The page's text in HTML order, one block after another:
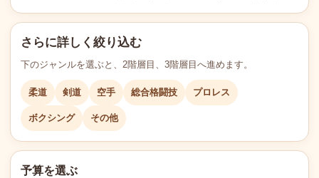
さらに詳しく絞り込む
下のジャンルを選ぶと、2階層目、3階層目へ進めます。
柔道 剣道 空手 総合格闘技 プロレス
ボクシング その他
予算を選ぶ